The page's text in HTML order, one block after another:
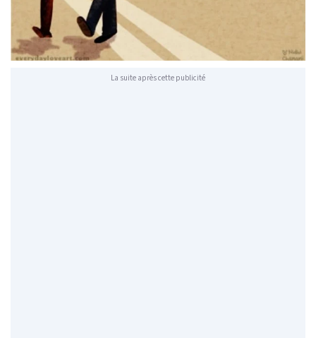
La suite après cette publicité